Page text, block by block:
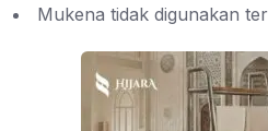
Mukena tidak digunakan